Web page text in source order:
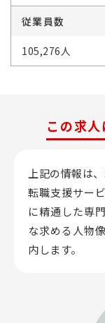
従業員数
105,276人
この求
上記の情報は
転職支援サー
に精通した専
な求める人物
内します。